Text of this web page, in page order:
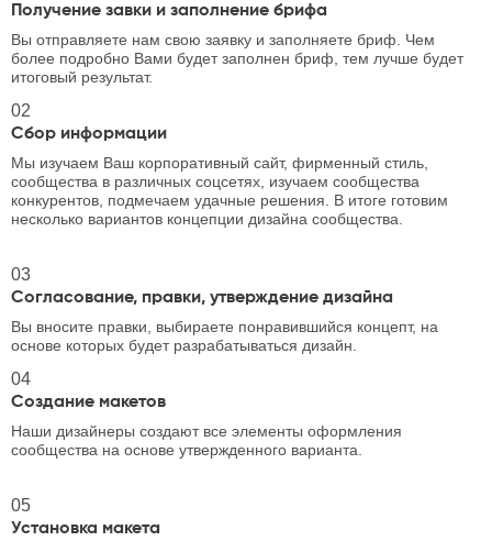
Получение завки и заполнение брифа
Вы отправляете нам свою заявку и заполняете бриф. Чем
более подробно Вами будет заполнен бриф, тем лучше будет
итоговый результат.
02
Сбор информации
Мы изучаем Ваш корпоративный сайт, фирменный стиль,
сообщества в различных соцсетях, изучаем сообщества
конкурентов, подмечаем удачные решения. В итоге готовим
несколько вариантов концепции дизайна сообщества.
03
Согласование, правки, утверждение дизайна
Вы вносите правки, выбираете понравившийся концепт, на
основе которых будет разрабатываться дизайн.
04
Создание макетов
Наши дизайнеры создают все элементы оформления
сообщества на основе утвержденного варианта.
05
Установка макета